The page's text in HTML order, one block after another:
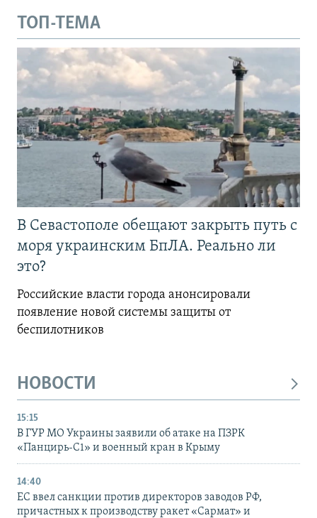
ТОП-ТЕМА
В Севастополе обещают закрыть путь с
моря украинским БпЛА. Реально ли
это?
Российские власти города анонсировали
появление новой системы защиты от
беспилотников
НОВОСТИ
15:15
В ГУР МО Украины заявили об атаке на ПЗРК
«Панцирь-С1» и военный кран в Крыму
14:40
ЕС ввел санкции против директоров заводов РФ,
причастных к производству ракет «Сармат» и